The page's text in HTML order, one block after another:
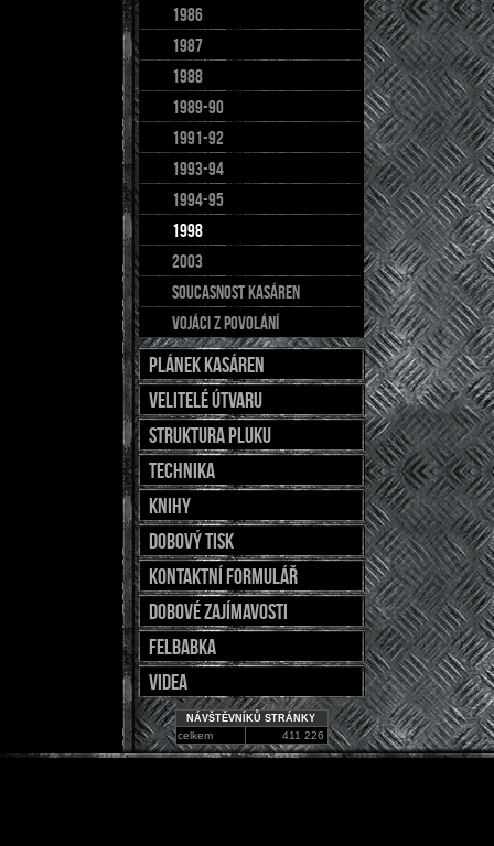
1986
1987
1988
1989-90
1991-92
1993-94
1994-95
1998
2003
soucasnost kasáren
Vojáci z povolání
Plánek kasáren
Velitelé útvaru
Struktura pluku
Technika
Knihy
Dobový tisk
Kontaktní formulář
Dobové zajímavosti
Felbabka
Videa
NÁVŠTĚVNÍKŮ STRÁNKY
celkem 411 226